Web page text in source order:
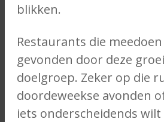
blikken.
Restaurants die
gevonden door deze
doelgroep. Zeker op die
doordeweekse avonden
iets onderscheidends wilt